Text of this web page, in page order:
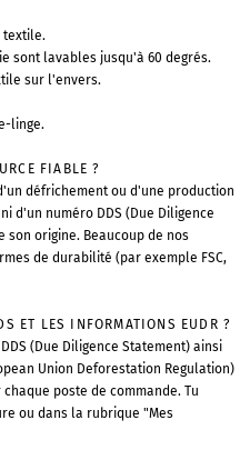
textile.
sont lavables jusqu'à 60 degrés.
sur l'envers.
linge.
FIABLE ?
défrichement ou d'une production
d'un numéro DDS (Due Diligence
origine. Beaucoup de nos
de durabilité (par exemple FSC,
ET LES INFORMATIONS EUDR ?
(Due Diligence Statement) ainsi
Union Deforestation Regulation)
poste de commande. Tu
ou dans la rubrique "Mes